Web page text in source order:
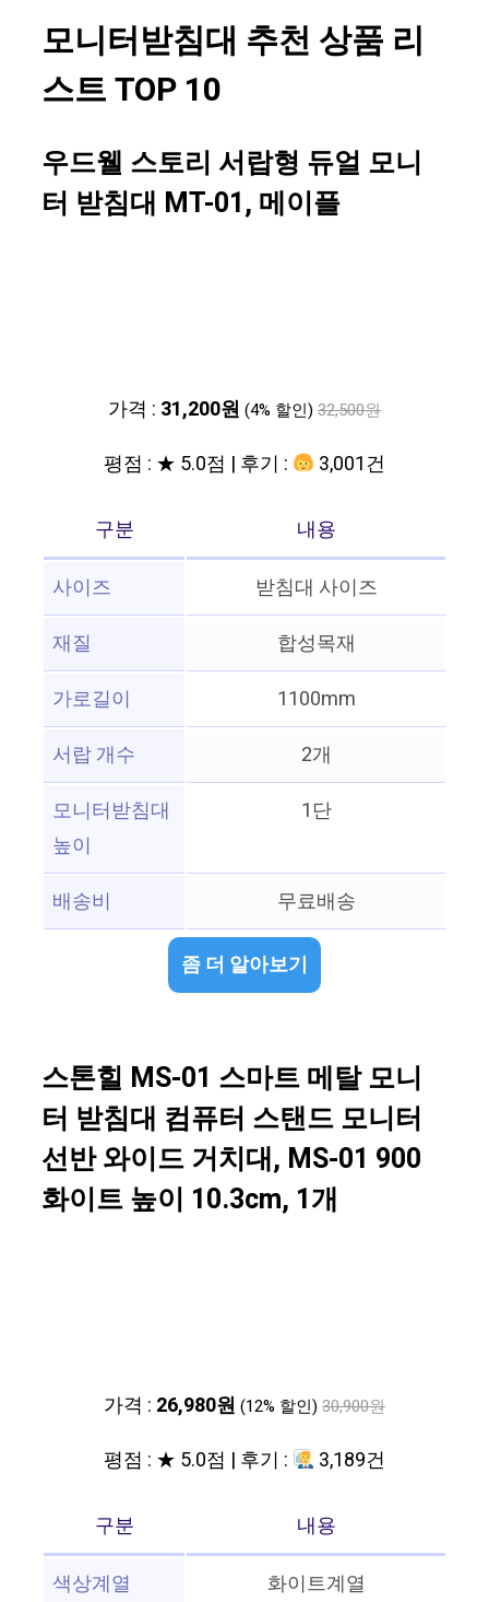
모니터받침대 추천 상품 리
스트 TOP 10
우드웰 스토리 서랍형 듀얼 모니
터 받침대 MT-01, 메이플
가격 : 31,200원 (4% 할인) 32,500원
평점 : ★ 5.0점 | 후기 : 3,001건
구분
내용
사이즈
받침대 사이즈
재질
합성목재
가로길이
1100mm
서랍 개수
2개
모니터받침대
높이
1단
배송비 무료배송
좀 더 알아보기
스톤힐 MS-01 스마트 메탈 모니
터 받침대 컴퓨터 스탠드 모니터
선반 와이드 거치대, MS-01 900
화이트 높이 10.3cm, 1개
가격 : 26,980원 (12% 할인) 30,900원
평점 : ★ 5.0점 | 후기 : 3,189건
구분
내용
색상계열
화이트계열